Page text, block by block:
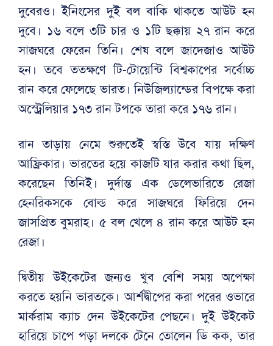
দুবেরও। ইনিংসের দুই বল বাকি থাকতে আউট হন
দুবে। ১৬ বলে ৩টি চার ও ১টি ছক্কায় ২৭ রান করে
সাজঘরে ফেরেন তিনি। শেষ বলে জাদেজাও আউট
হন। তবে ততক্ষণে টি-টোয়েন্টি বিশ্বকাপের সর্বোচ্চ
রান করে ফেলেছে ভারত। নিউজিল্যান্ডের বিপক্ষে করা
অস্ট্রেলিয়ার ১৭৩ রান টপকে তারা করে ১৭৬ রান।
রান তাড়ায় নেমে শুরুতেই স্বস্তি উবে যায় দক্ষিণ
আফ্রিকার। ভারতের হয়ে কাজটি যার করার কথা ছিল,
করেছেন তিনিই। দুর্দান্ত এক ডেলেভারিতে রেজা
হেনরিকসকে বোল্ড করে সাজঘরে ফিরিয়ে দেন
জাসপ্রিত বুমরাহ। ৫ বল খেলে ৪ রান করে আউট হন
রেজা।
দ্বিতীয় উইকেটের জন্যও খুব বেশি সময় অপেক্ষা
করতে হয়নি ভারতকে। আর্শদ্বীপের করা পরের ওভারে
মার্করাম ক্যাচ দেন উইকেটের পেছনে। দুই উইকেট
হারিয়ে চাপে পড়া দলকে টেনে তোলেন ডি কক, তার